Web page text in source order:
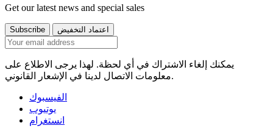
Get our latest news and special sales
يمكنك إلغاء الاشتراك في أي لحظة. لهذا يرجى الاطلاع على
معلومات الاتصال لدينا في الإشعار القانوني.
الفيسبوك
يوتيوب
انستغرام